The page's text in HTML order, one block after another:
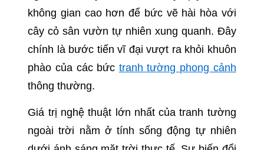
không gian cao hơn để bức vẽ hài hòa với
cây cỏ sân vườn tự nhiên xung quanh. Đây
chính là bước tiến vĩ đại vượt ra khỏi khuôn
phào của các bức tranh tường phong cảnh
thông thường.
Giá trị nghệ thuật lớn nhất của tranh tường
ngoài trời nằm ở tính sống động tự nhiên